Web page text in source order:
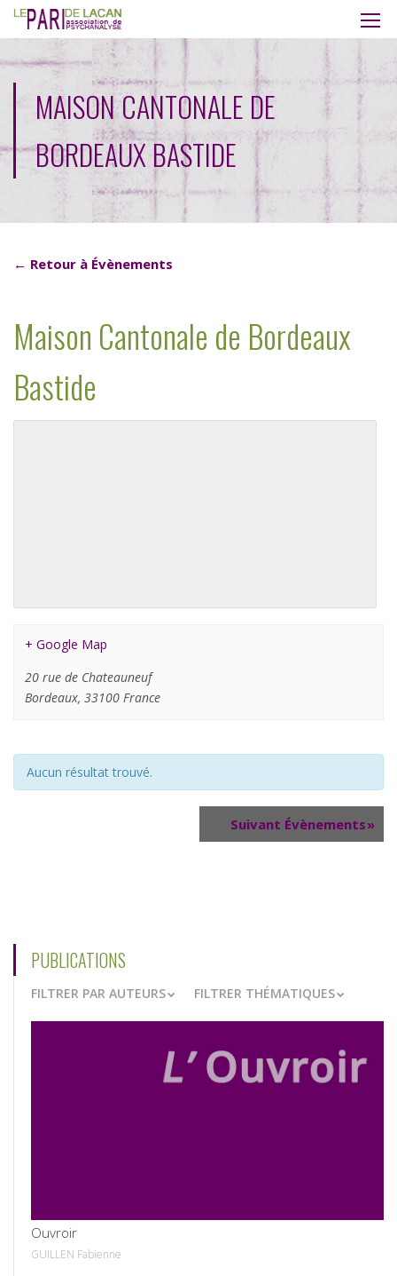
MAISON CANTONALE DE
BORDEAUX BASTIDE
← Retour à Évènements
Maison Cantonale de Bordeaux
Bastide
+ Google Map
20 rue de Chateauneuf
Bordeaux, 33100 France
Aucun résultat trouvé.
Suivant Évènements»
PUBLICATIONS
FILTRER PAR AUTEURS FILTRER THÉMATIQUES
Ouvroir
GUILLEN Fabienne